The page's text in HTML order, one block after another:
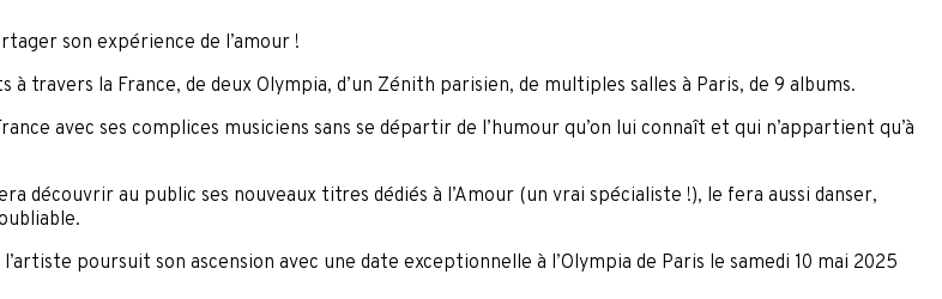
son expérience de l’amour !
travers la France, de deux Olympia, d’un Zénith parisien, de multiples salles à Paris, de 9 albums.
avec ses complices musiciens sans se départir de l’humour qu’on lui connaît et qui n’appartient qu’à
découvrir au public ses nouveaux titres dédiés à l’Amour (un vrai spécialiste !), le fera aussi danser,
poursuit son ascension avec une date exceptionnelle à l’Olympia de Paris le samedi 10 mai 2025